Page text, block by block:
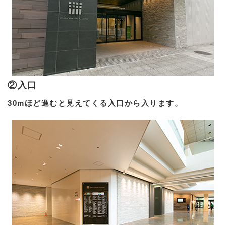
②入口
30mほど進むと見えてくる入口から入ります。